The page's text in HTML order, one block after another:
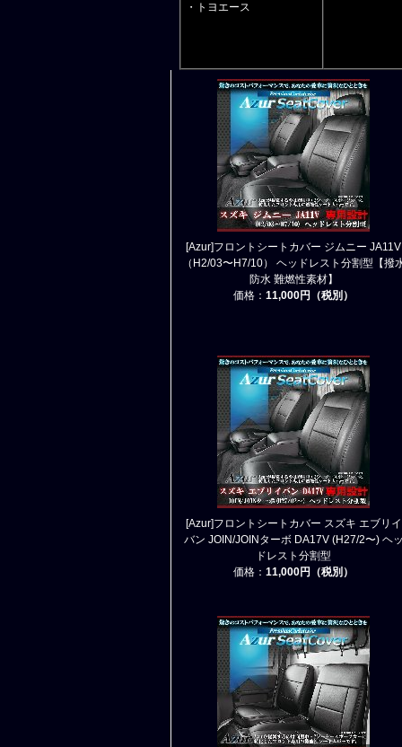
・トヨエース
[Azur]フロントシートカバー ジムニー JA11V
（H2/03〜H7/10） ヘッドレスト分割型【撥
防水 難燃性素材】
価格： 11,000円（税別）
[Azur]フロントシートカバー スズキ エブリイ
バン JOIN/JOINターボ DA17V (H27/2〜) ヘ
ドレスト分割型
価格： 11,000円（税別）